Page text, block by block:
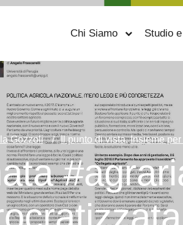
Chi Siamo Studio
Gozzoli Il punto di vista,Insieme per